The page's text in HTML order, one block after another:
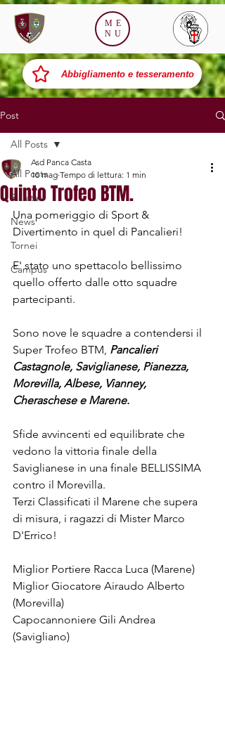
ME
NU
Abbigliamento e tesseramento
Post
All Posts
Risultati
News
Tornei
Campus
All Posts
Quinto Trofeo BTM.
Asd Panca Casta
10 mag Tempo di lettura: 1 min
Una pomeriggio di Sport &
Divertimento in quel di Pancalieri!
E' stato uno spettacolo bellissimo
quello offerto dalle otto squadre
partecipanti.
Sono nove le squadre a contendersi il
Super Trofeo BTM, Pancalieri
Castagnole, Saviglianese, Pianezza,
Morevilla, Albese, Vianney,
Cheraschese e Marene.
Sfide avvincenti ed equilibrate che
vedono la vittoria finale della
Saviglianese in una finale BELLISSIMA
contro il Morevilla.
Terzi Classificati il Marene che supera
di misura, i ragazzi di Mister Marco
D'Errico!
Miglior Portiere Racca Luca (Marene)
Miglior Giocatore Airaudo Alberto
(Morevilla)
Capocannoniere Gili Andrea
(Savigliano)